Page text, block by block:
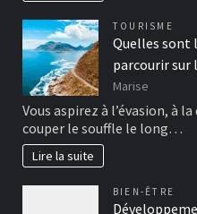
TOURISME
Quelles sont
parcourir sur
Marise
Vous aspirez à l’évasion, à
couper le souffle le long…
Lire la suite
BIEN-ÊTRE